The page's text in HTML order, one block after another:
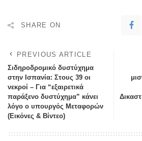
SHARE ON
PREVIOUS ARTICLE
Σιδηροδρομικό δυστύχημα
στην Ισπανία: Στους 39 οι
νεκροί – Για “εξαιρετικά
παράξενο δυστύχημα” κάνει
λόγο ο υπουργός Μεταφορών
(Εικόνες & Βίντεο)